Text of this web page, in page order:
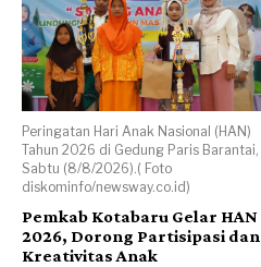
Peringatan Hari Anak Nasional (HAN)
Tahun 2026 di Gedung Paris Barantai,
Sabtu (8/8/2026).( Foto
diskominfo/newsway.co.id)
Pemkab Kotabaru Gelar HAN
2026, Dorong Partisipasi dan
Kreativitas Anak